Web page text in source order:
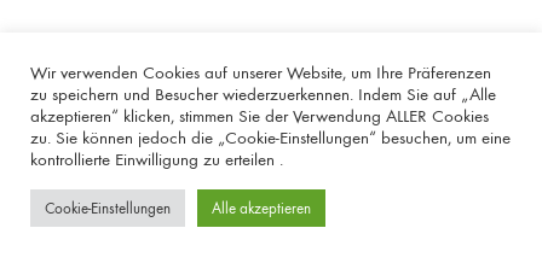
Ladenlokal
Öffnungszeiten
Öffnungszeiten von September
Über Uns
Wir verwenden Cookies auf unserer Website, um Ihre Präferenzen
zu speichern und Besucher wiederzuerkennen. Indem Sie auf „Alle
akzeptieren“ klicken, stimmen Sie der Verwendung ALLER Cookies
zu. Sie können jedoch die „Cookie-Einstellungen“ besuchen, um eine
kontrollierte Einwilligung zu erteilen .
Cookie-Einstellungen Alle akzeptieren